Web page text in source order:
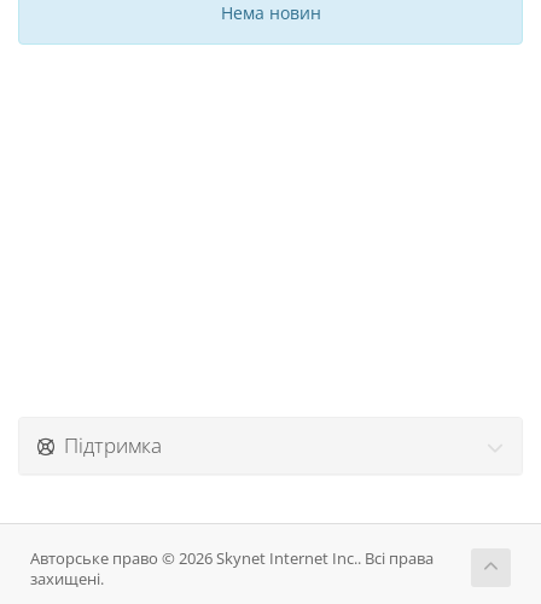
Нема новин
Підтримка
Авторське право © 2026 Skynet Internet Inc.. Всі права
захищені.